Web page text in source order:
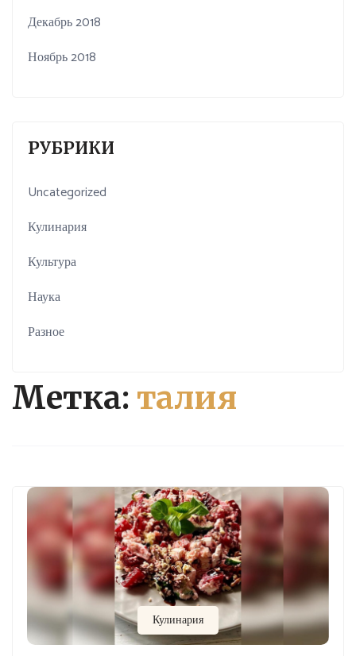
Метка: талия
Кулинария
Декабрь 2018
Ноябрь 2018
РУБРИКИ
Uncategorized
Кулинария
Культура
Наука
Разное